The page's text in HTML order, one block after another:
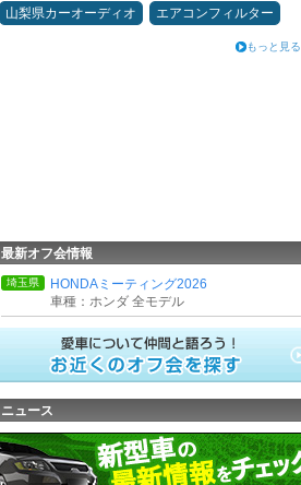
山梨県カーオーディオ
エアコンフィルター
もっと見る
最新オフ会情報
埼玉県
HONDAミーティング2026
車種：ホンダ 全モデル
ニュース